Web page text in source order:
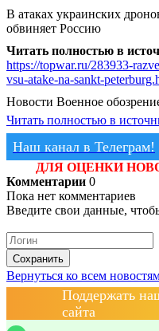
В атаках украинских
обвиняет Россию
Читать полностью в
https://topwar.ru/283933-
vsu-atake-na-sankt-
Новости Военное
Читать полностью в
Наш канал в Телеграм!
ДЛЯ ОЦЕНКИ
Комментарии 0
Пока нет комментариев
Введите свои данные,
Сохранить
Вернуться ко всем
Поддержать
сайта